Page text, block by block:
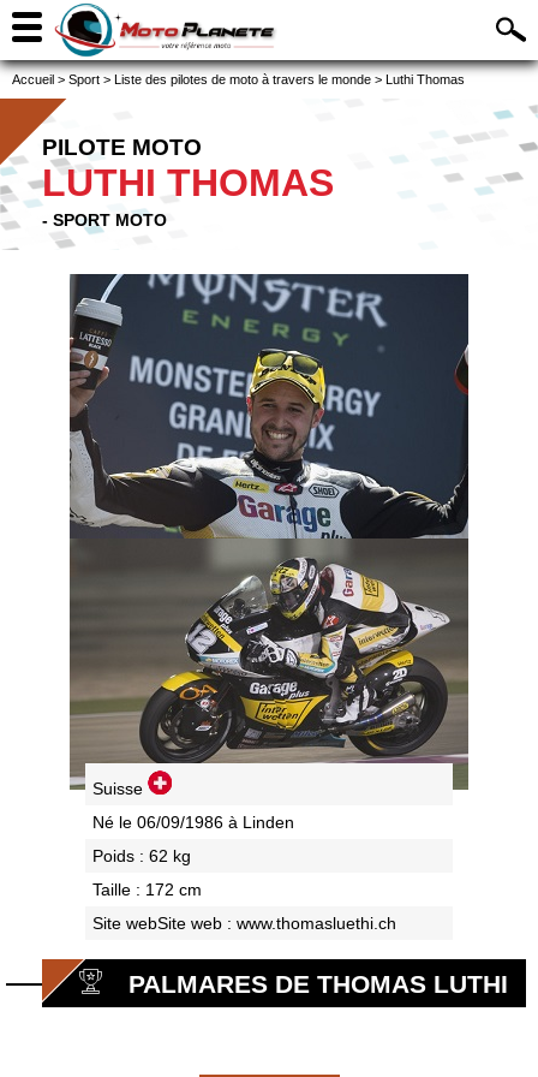
Accueil > Sport > Liste des pilotes de moto à travers le monde > Luthi Thomas
PILOTE MOTO
LUTHI THOMAS
- SPORT MOTO
Suisse
Né le 06/09/1986 à Linden
Poids : 62 kg
Taille : 172 cm
Site webSite web : www.thomasluethi.ch
PALMARES DE THOMAS LUTHI